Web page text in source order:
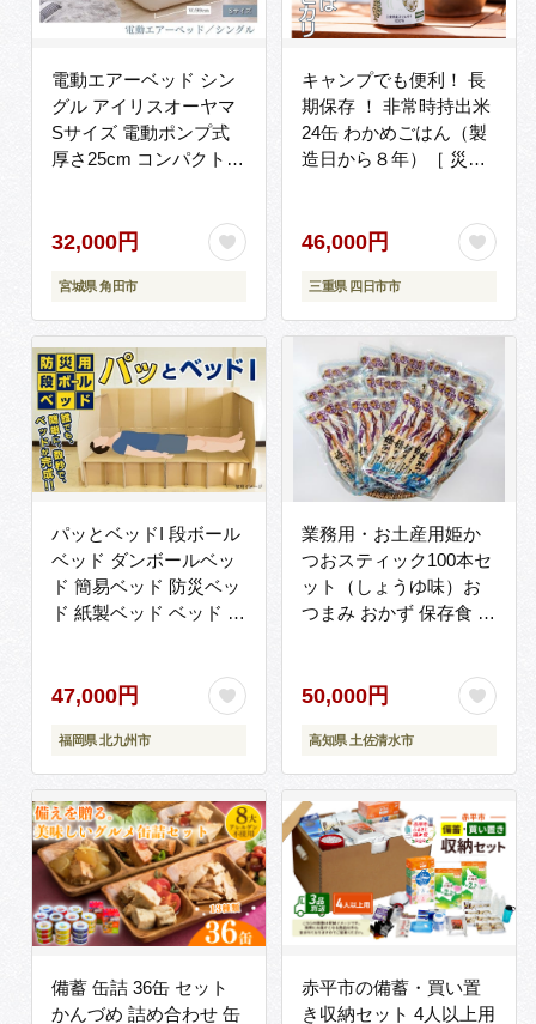
電動エアーベッド シン
グル アイリスオーヤマ
Sサイズ 電動ポンプ式
厚さ25cm コンパクト収
屋外 台風対策 車中泊
EAB-Sアイボリー 一
人暮らし ひとり暮らし
家具 インテリ
ア
32,000円
宮城県 角田市
キャンプでも便利！ 長
期保存 ！ 非常時持出米
24缶 わかめごはん（製
造日から８年）［ 災害
非常食 米 ごはん わかめ
一人暮らし お湯 お湯だ
け 水 水だけ 賞味期限
保存米 保存食 ］
46,000円
三重県 四日市市
パッとベッドI 段ボール
ベッド ダンボールベッ
ド 簡易ベッド 防災ベッ
ド 紙製ベッド ベッド 段
47,000円
福岡県 北九州市
業務用・お土産用姫か
つおスティック100本セ
ット（しょうゆ味）お
つまみ おかず 保存食 ス
かじり！【R00796】
50,000円
高知県 土佐清水市
備蓄 缶詰 36缶 セット
かんづめ 詰め合わせ 缶
赤平市の備蓄・買い置
き収納セット 4人以上用